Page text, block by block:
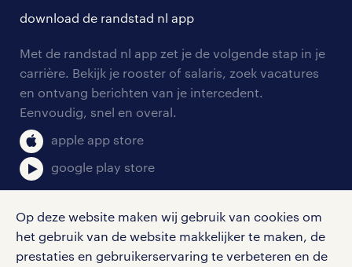
Op deze website maken wij gebruik van cookies om
het gebruik van de website makkelijker te maken, de
prestaties en gebruikerservaring te verbeteren en de
tarieven
personeel gezocht
aanmelden nieuwsbrief
solliciteren
blogs en artikelen
salarischecker
bruto-netto calculator
onze vestigingen
pers
klachten en misstanden
download de randstad nl app
Met de randstad nl app zet je de volgende stap in je
carrière. Bekijk je rooster of salaris, zoek vacatures
en ontvang berichten van je intercedent.
Eenvoudig, snel en overal.
apple app store
google play store
social media